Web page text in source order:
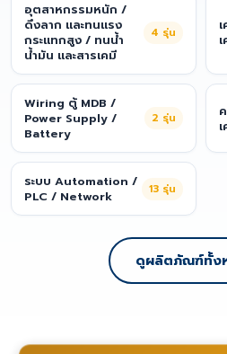
อุตสาหกรรมหนัก /
ดึงลาก และทนแรง
กระแทกสูง / ทนน้ำ
น้ำมัน และสารเคมี
4 รุ่น
Wiring ตู้ MDB /
Power Supply /
Battery
2 รุ่น
ระบบ Automation /
PLC / Network
13 รุ่น
ดูผลิตภัณฑ์ทั้ง